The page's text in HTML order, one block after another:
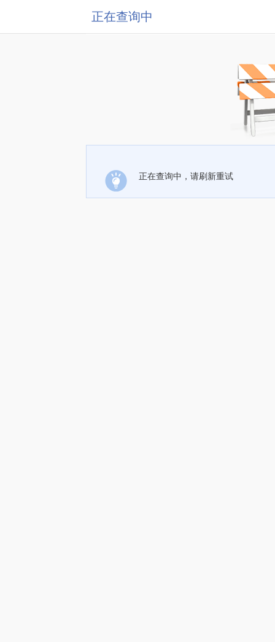
正在查询中
正在查询中，请刷新重试